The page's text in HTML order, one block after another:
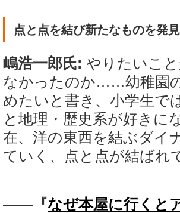
点と点を結び新たなものを
嶋浩一郎氏: やりたいこ
なかったのか……幼稚園
めたいと書き、小学生で
と地理・歴史系が好きに
在、洋の東西を結ぶダイ
ていく、点と点が結ばれ
――『なぜ本屋に行くと